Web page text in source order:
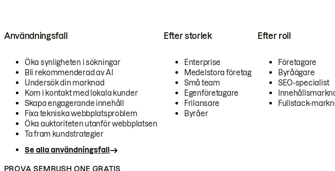
Användningsfall
Öka synligheten i sökningar
Bli rekommenderad av AI
Undersök din marknad
Kom i kontakt med lokala kunder
Skapa engagerande innehåll
Fixa tekniska webbplatsproblem
Öka auktoriteten utanför webbplatsen
Ta fram kundstrategier
Se alla användningsfall
Efter storlek
Enterprise
Medelstora företag
Små team
Egenföretagare
Frilansare
Byråer
Efter roll
Företagare
Byråägare
SEO-specialist
Fullstack-
PROVA SEMRUSH ONE GRATIS